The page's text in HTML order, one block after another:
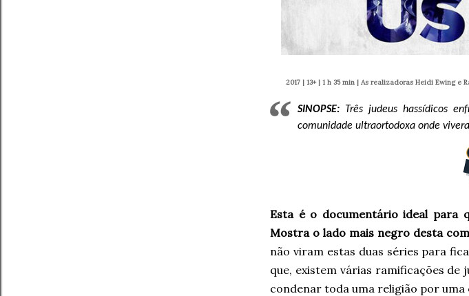
2017 | 13+ | 1 h 35 min | As realizadoras Heidi Ewing e
SINOPSE: Três judeus hassídicos
comunidade ultraortodoxa onde
Esta é o documentário ideal para
Mostra o lado mais negro desta
não viram estas duas séries para
que, existem várias ramificações
condenar toda uma religião por